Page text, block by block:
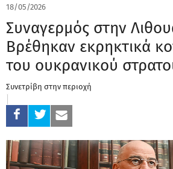
18/05/2026
Συναγερμός στην
Βρέθηκαν εκρηκτικά
του ουκρανικού
Συνετρίβη στην περιοχή